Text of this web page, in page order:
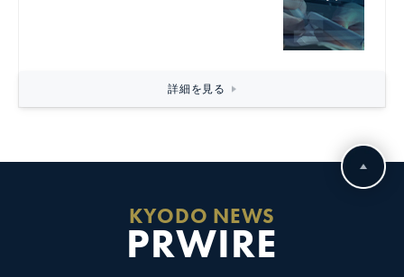
詳細を見る
KYODO NEWS
PRWIRE